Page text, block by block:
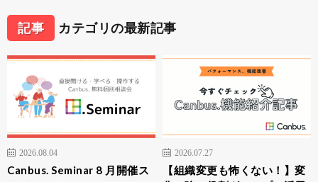
記事 カテゴリの最新記事
2026.08.04
Canbus. Seminar 8 月開催ス
2026.07.27
【組織変更も怖くない！】変